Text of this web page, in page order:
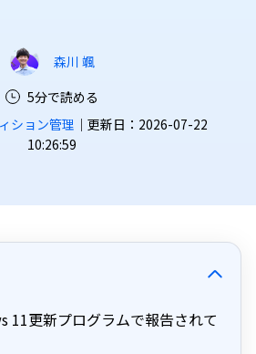
森川 颯
5分で読める
ション管理 ｜更新日：2026-07-22
10:26:59
11更新プログラムで報告されて